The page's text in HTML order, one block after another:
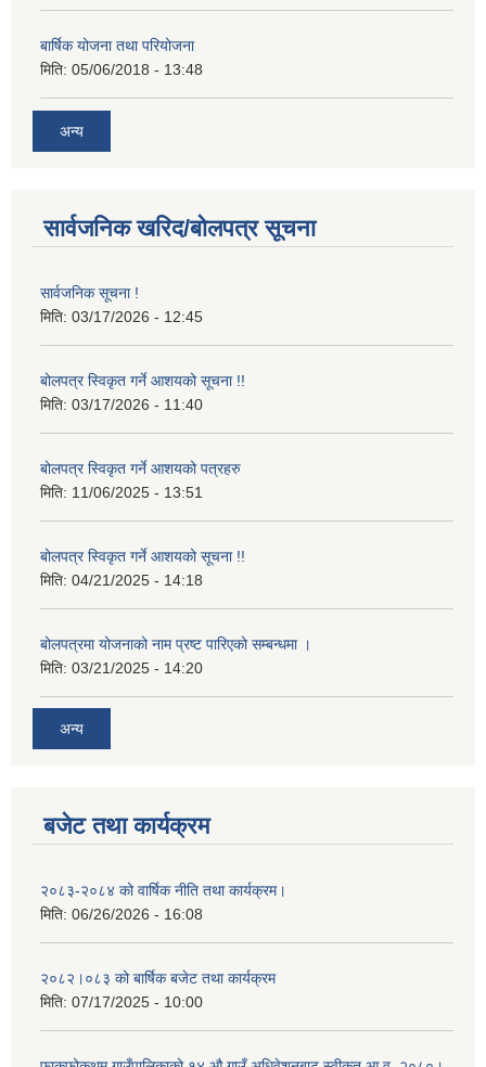
बार्षिक योजना तथा परियोजना
मिति: 05/06/2018 - 13:48
अन्य
सार्वजनिक खरिद/बोलपत्र सूचना
सार्वजनिक सूचना !
मिति: 03/17/2026 - 12:45
बोलपत्र स्विकृत गर्ने आशयको सूचना !!
मिति: 03/17/2026 - 11:40
बोलपत्र स्विकृत गर्ने आशयको पत्रहरु
मिति: 11/06/2025 - 13:51
बोलपत्र स्विकृत गर्ने आशयको सूचना !!
मिति: 04/21/2025 - 14:18
बोलपत्रमा योजनाको नाम प्रष्ट पारिएको सम्बन्धमा ।
मिति: 03/21/2025 - 14:20
अन्य
बजेट तथा कार्यक्रम
२०८३-२०८४ को वार्षिक नीति तथा कार्यक्रम।
मिति: 06/26/2026 - 16:08
२०८२।०८३ को बार्षिक बजेट तथा कार्यक्रम
मिति: 07/17/2025 - 10:00